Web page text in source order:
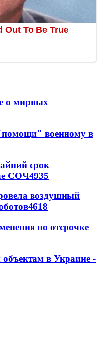
о мирных
военному в
срок
СОЧ4935
воздушный
4618
по отсрочке
в Украине -